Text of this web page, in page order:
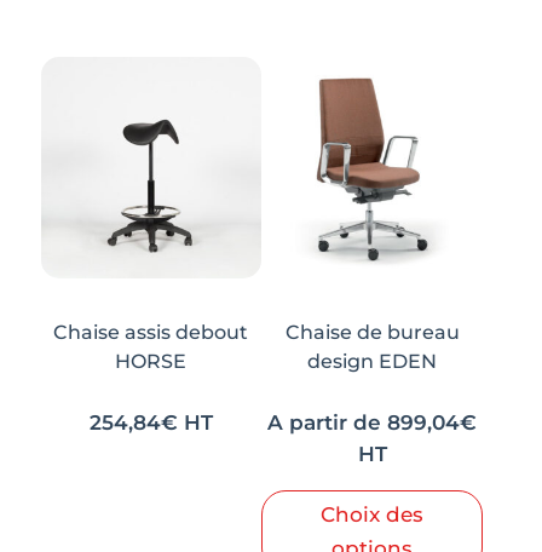
Chaise assis debout
HORSE
254,84€ HT
Chaise de bureau
design EDEN
A partir de899,04€
HT
Choix des